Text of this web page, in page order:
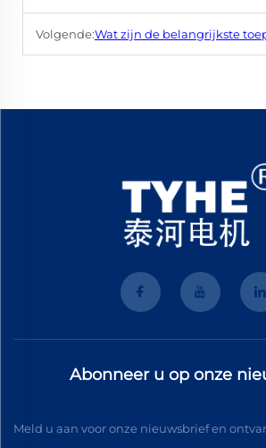
Volgende:Wat zijn de belangrijkste toepassingen
Abonneer u op onze
Meld u aan voor onze nieuwsbrief en